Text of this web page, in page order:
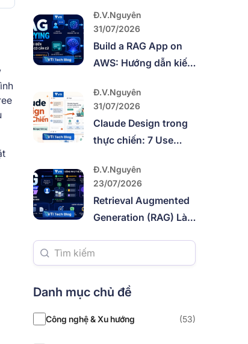
Đ.V.Nguyên
31/07/2026
Build a RAG App on
AWS: Hướng dẫn kiến
Querying
Đ.V.Nguyên
31/07/2026
Claude Design trong
thực chiến: 7 Use
hôm nay
Đ.V.Nguyên
23/07/2026
Retrieval Augmented
Generation (RAG) Là
Diện
Danh mục chủ đề
Công nghệ & Xu hướng (53)